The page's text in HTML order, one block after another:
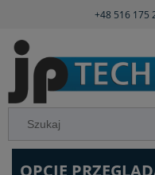
+48 516 175
OPCJE